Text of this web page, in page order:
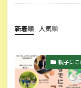
新着順 人気順
親子に